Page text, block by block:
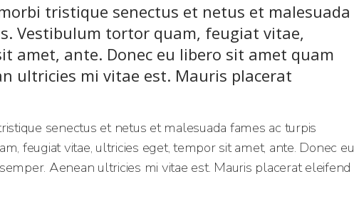
tristique senectus et netus et malesuada
Vestibulum tortor quam, feugiat vitae,
amet, ante. Donec eu libero sit amet quam
ultricies mi vitae est. Mauris placerat
senectus et netus et malesuada fames ac turpis
feugiat vitae, ultricies eget, tempor sit amet, ante. Donec eu
Aenean ultricies mi vitae est. Mauris placerat eleifend